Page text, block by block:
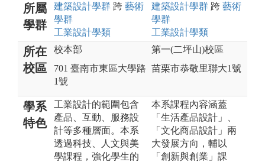
所屬
學群
建築設計學群 跨 藝術
學群
工業設計學類
建築設計學群 跨 藝術
學群
工業設計學類
所在
校區
校本部
701 臺南市東區大學路
1號
第一(二坪山)校區
苗栗市恭敬里聯大1號
學系
特色
工業設計的範圍包含
產品、互動、服務設
計等多種層面。本系
透過科技、人文與美
學課程，強化學生的
本系課程內容涵蓋
「生活產品設計」、
「文化商品設計」兩
大發展方向，輔以
「創新與創業」課